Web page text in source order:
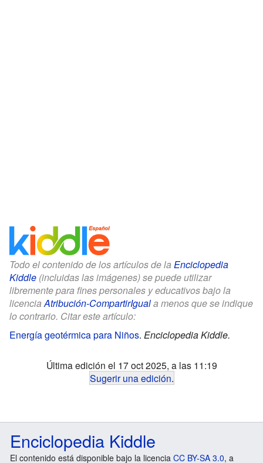
Todo el contenido de los artículos de la Enciclopedia
Kiddle (incluidas las imágenes) se puede utilizar
libremente para fines personales y educativos bajo la
licenciaAtribución-CompartirIguala menos que se indique
lo contrario. Citar este artículo:
Energía geotérmica para Niños. Enciclopedia Kiddle.
Última edición el 17 oct 2025, a las 11:19
Sugerir una edición.
Enciclopedia Kiddle
El contenido está disponible bajo la licencia CC BY-SA 3.0, a